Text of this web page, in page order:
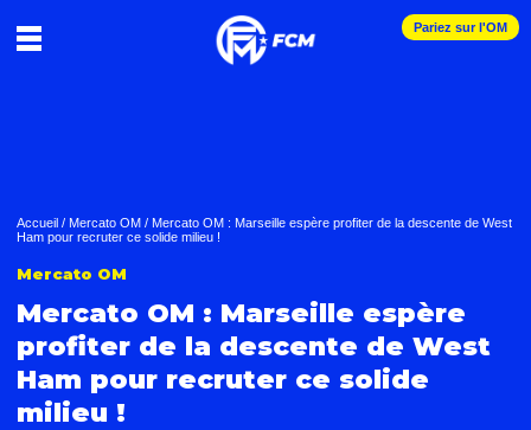
Pariez sur l'OM
Accueil / Mercato OM / Mercato OM : Marseille espère profiter de la descente de West
Ham pour recruter ce solide milieu !
Mercato OM
Mercato OM : Marseille espère
profiter de la descente de West
Ham pour recruter ce solide
milieu !